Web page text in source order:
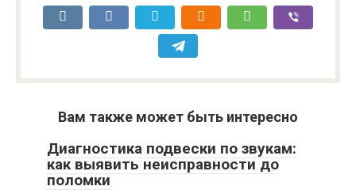
Вам также может быть интересно
Диагностика подвески по звукам:
как выявить неисправности до
поломки